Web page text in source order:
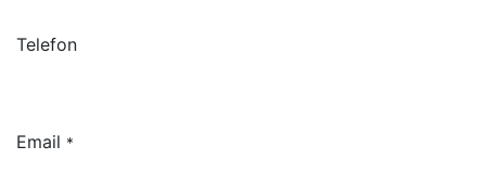
Telefon
Email *